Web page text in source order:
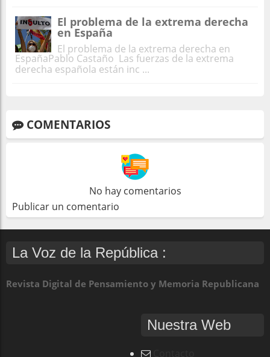
El problema de la extrema derecha
en España
El problema de la extrema derecha en
EspañaPablo Castaño Las fuerzas de la extrema
derecha española están inc ...
COMENTARIOS
No hay comentarios
Publicar un comentario
La Voz de la República :
Revista Digital de Pensamiento y Memoria Republicana
Nuestra Web